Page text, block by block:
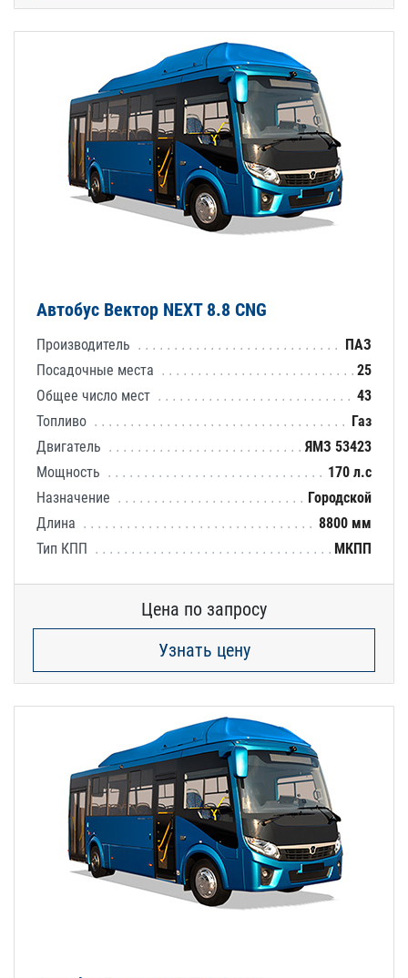
Автобус Вектор NEXT 8.8 CNG
Производитель
ПАЗ
Посадочные места
25
Общее число мест
43
Топливо
Газ
Двигатель
ЯМЗ 53423
Мощность
170 л.с
Назначение
Городской
Длина
8800 мм
Тип КПП
МКПП
Цена по запросу
Узнать цену